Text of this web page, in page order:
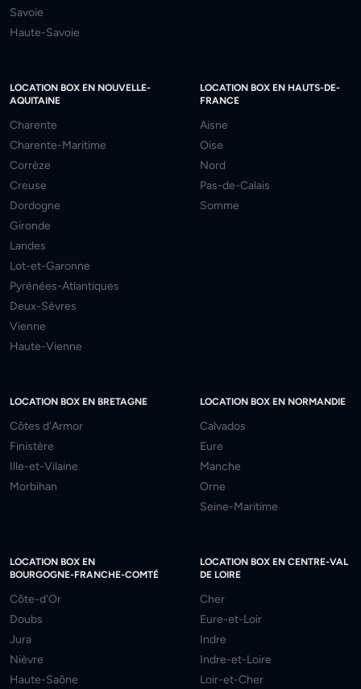
Savoie
Haute-Savoie
LOCATION BOX EN NOUVELLE-
AQUITAINE
Charente
Charente-Maritime
Corrèze
Creuse
Dordogne
Gironde
Landes
Lot-et-Garonne
Pyrénées-Atlantiques
Deux-Sèvres
Vienne
Haute-Vienne
LOCATION BOX EN HAUTS-DE-
FRANCE
Aisne
Oise
Nord
Pas-de-Calais
Somme
LOCATION BOX EN BRETAGNE
Côtes d'Armor
Finistère
Ille-et-Vilaine
Morbihan
LOCATION BOX EN NORMANDIE
Calvados
Eure
Manche
Orne
Seine-Maritime
LOCATION BOX EN
BOURGOGNE-FRANCHE-COMTÉ
Côte-d'Or
Doubs
Jura
Nièvre
Haute-Saône
LOCATION BOX EN CENTRE-VAL
DE LOIRE
Cher
Eure-et-Loir
Indre
Indre-et-Loire
Loir-et-Cher